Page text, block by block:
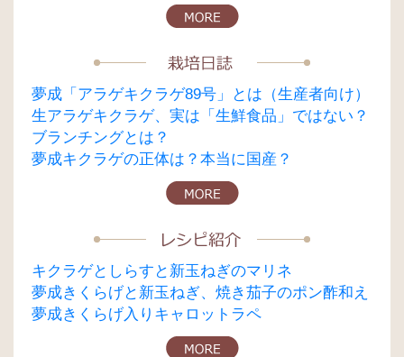
夢成「アラゲキクラゲ89号」とは（生産者向け）
生アラゲキクラゲ、実は「生鮮食品」ではない？
ブランチングとは？
夢成キクラゲの正体は？本当に国産？
キクラゲとしらすと新玉ねぎのマリネ
夢成きくらげと新玉ねぎ、焼き茄子のポン酢和え
夢成きくらげ入りキャロットラペ